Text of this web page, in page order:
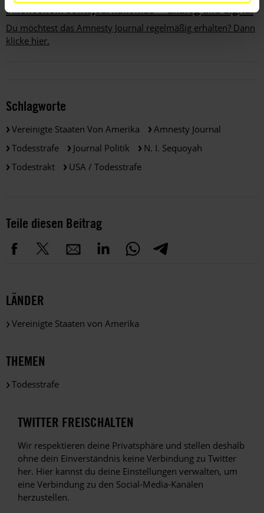
#Menschenrechtsjournalismus – analog und digital
Du möchtest das Amnesty Journal regelmäßig erhalten? Dann
klicke hier.
Schlagworte
Vereinigte Staaten Von Amerika
Amnesty Journal
Todesstrafe
Journal Politik
N. I. Sequoyah
Todestrakt
USA / Todesstrafe
Teile diesen Beitrag
LÄNDER
Vereinigte Staaten von Amerika
THEMEN
Todesstrafe
TWITTER FREISCHALTEN
Wir respektieren deine Privatsphäre und stellen deshalb
ohne dein Einverständnis keine Verbindung zu Twitter
her. Hier kannst du deine Einstellungen verwalten, um
eine Verbindung zu den Social-Media-Kanälen
herzustellen.